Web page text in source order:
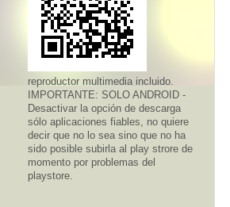
reproductor multimedia incluido.
IMPORTANTE: SOLO ANDROID -
Desactivar la opción de descarga
sólo aplicaciones fiables, no quiere
decir que no lo sea sino que no ha
sido posible subirla al play strore de
momento por problemas del
playstore.